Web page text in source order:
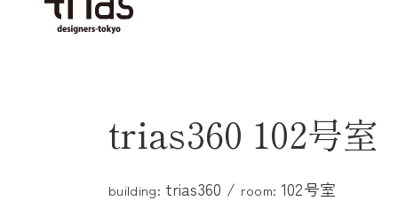
trias360 102号室
building: trias360 / room: 102号室